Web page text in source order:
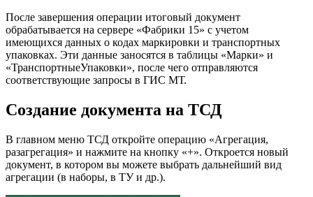
После завершения операции итоговый документ
обрабатывается на сервере «Фабрики 15» с учетом
имеющихся данных о кодах маркировки и транспортных
упаковках. Эти данные заносятся в таблицы «Марки» и
«ТранспортныеУпаковки», после чего отправляются
соответствующие запросы в ГИС МТ.
Создание документа на ТСД
В главном меню ТСД откройте операцию «Агрегация,
разагрегация» и нажмите на кнопку «+». Откроется новый
документ, в котором вы можете выбрать дальнейший вид
агрегации (в наборы, в ТУ и др.).